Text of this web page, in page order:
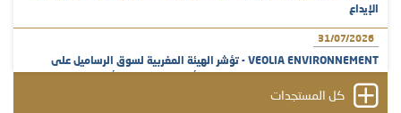
الإيداع
31/07/2026
VEOLIA ENVIRONNEMENT - تؤشر الهيئة المغربية لسوق الرساميل على
29/07/2026
كل المستجدات